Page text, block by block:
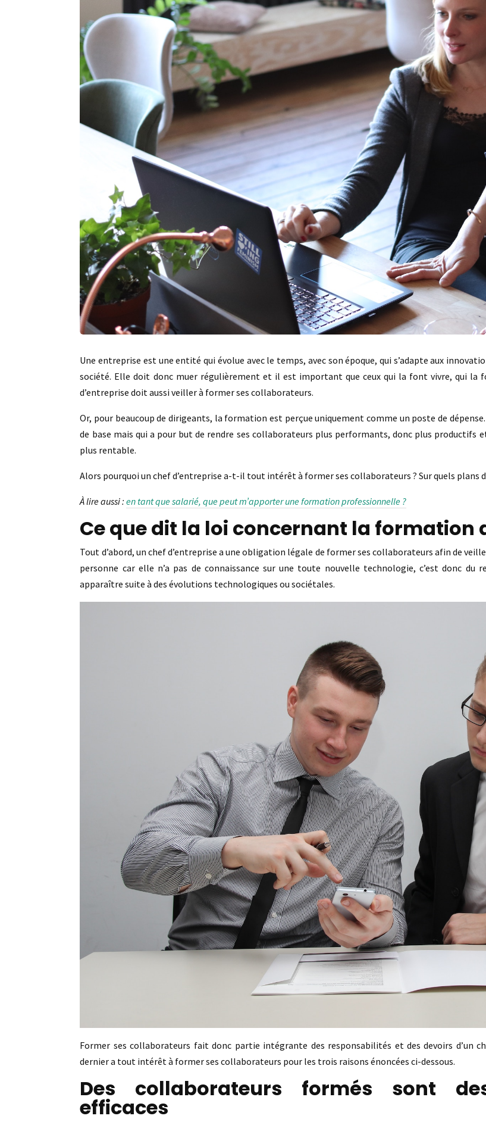
Une entreprise est une entité qui évolue avec le temps, avec son époque, qui s’adapte aux
société. Elle doit donc muer régulièrement et il est important que ceux qui la font vivre, qui la
d’entreprise doit aussi veiller à former ses collaborateurs.
Or, pour beaucoup de dirigeants, la formation est perçue uniquement comme un poste de
de base mais qui a pour but de rendre ses collaborateurs plus performants, donc plus productifs
plus rentable.
Alors pourquoi un chef d’entreprise a-t-il tout intérêt à former ses collaborateurs ? Sur quels plans
À lire aussi :en tant que salarié, que peut m’apporter une formation professionnelle ?
Ce que dit la loi concernant la formation
Tout d’abord, un chef d’entreprise a une obligation légale de former ses collaborateurs afin de
personne car elle n’a pas de connaissance sur une toute nouvelle technologie, c’est donc du
apparaître suite à des évolutions technologiques ou sociétales.
Former ses collaborateurs fait donc partie intégrante des responsabilités et des devoirs d’un
dernier a tout intérêt à former ses collaborateurs pour les trois raisons énoncées ci-dessous.
Des collaborateurs formés sont
efficaces